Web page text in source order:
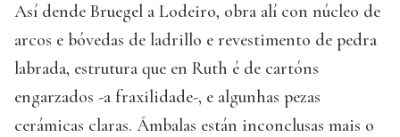
Así dende Bruegel a Lodeiro, obra alí con núcleo de
arcos e bóvedas de ladrillo e revestimento de pedra
labrada, estrutura que en Ruth é de cartóns
engarzados -a fraxilidade-, e algunhas pezas
cerámicas claras. Ámbalas están inconclusas mais o